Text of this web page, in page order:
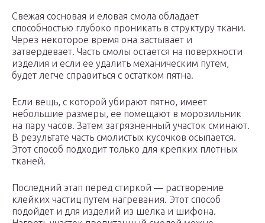
Свежая сосновая и еловая смола обладает
способностью глубоко проникать в структуру ткани.
Через некоторое время она застывает и
затвердевает. Часть смолы остается на поверхности
изделия и если ее удалить механическим путем,
будет легче справиться с остатком пятна.
Если вещь, с которой убирают пятно, имеет
небольшие размеры, ее помещают в морозильник
на пару часов. Затем загрязненный участок сминают.
В результате часть смолистых кусочков осыпается.
Этот способ подходит только для крепких плотных
тканей.
Последний этап перед стиркой — растворение
клейких частиц путем нагревания. Этот способ
подойдет и для изделий из шелка и шифона.